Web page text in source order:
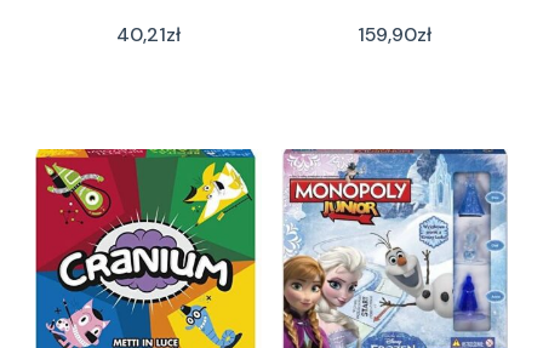
40,21zł 159,90zł